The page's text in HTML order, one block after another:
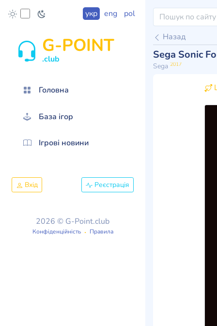
укр eng pol
G-POINT
.club
Головна
База ігор
Ігрові новини
Вхід Реєстрація
2026 © G-Point.club
Конфіденційність Правила
Назад
Sega Sonic
Sega 2017